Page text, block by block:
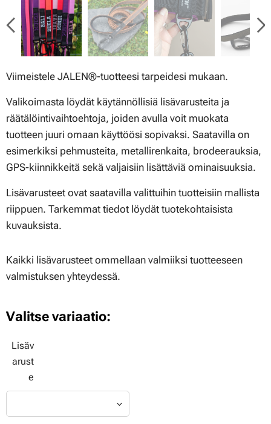
Viimeistele JALEN®-tuotteesi tarpeidesi mukaan.
Valikoimasta löydät käytännöllisiä lisävarusteita ja
räätälöintivaihtoehtoja, joiden avulla voit muokata
tuotteen juuri omaan käyttöösi sopivaksi. Saatavilla on
esimerkiksi pehmusteita, metallirenkaita, brodeerauksia,
GPS-kiinnikkeitä sekä valjaisiin lisättäviä ominaisuuksia.
Lisävarusteet ovat saatavilla valittuihin tuotteisiin mallista
riippuen. Tarkemmat tiedot löydät tuotekohtaisista
kuvauksista.
Kaikki lisävarusteet ommellaan valmiiksi tuotteeseen
valmistuksen yhteydessä.
Valitse variaatio:
Lisäv
arust
e